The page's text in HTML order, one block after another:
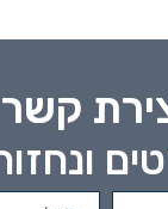
קשר